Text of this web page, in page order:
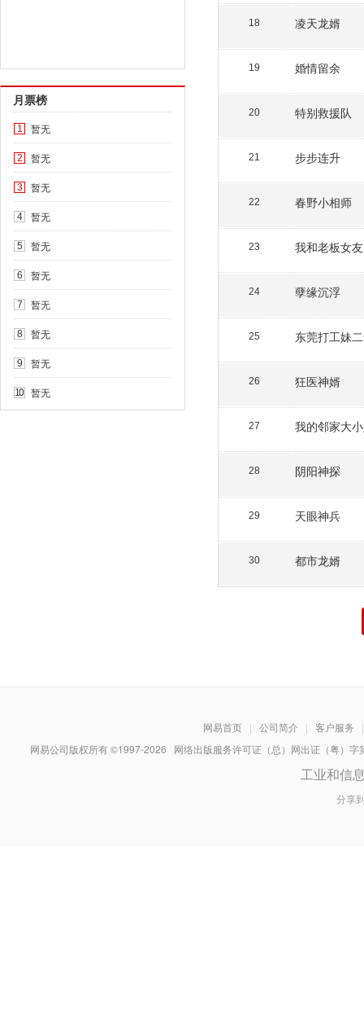
月票榜
1 暂无
2 暂无
3 暂无
4 暂无
5 暂无
6 暂无
7 暂无
8 暂无
9 暂无
10 暂无
18 凌天龙婿
19 婚情留余
20 特别救援队
21 步步连升
22 春野小相师
23 我和老板女友
24 孽缘沉浮
25 东莞打工妹
26 狂医神婿
27 我的邻家大
28 阴阳神探
29 天眼神兵
30 都市龙婿
网易首页 | 公司简介 | 客户服务
|
网易公司版权所有 ©1997-2026 网络出版服务许可证（总）网出证（粤）
工业和信
分享